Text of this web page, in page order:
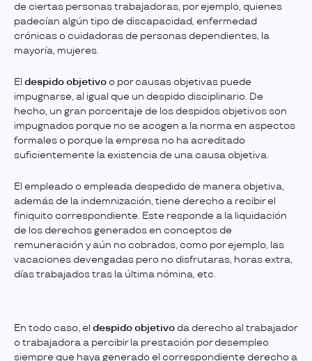
de ciertas personas trabajadoras, por ejemplo, quienes
padecían algún tipo de discapacidad, enfermedad
crónicas o cuidadoras de personas dependientes, la
mayoría, mujeres.
El despido objetivo o por causas objetivas puede
impugnarse, al igual que un despido disciplinario. De
hecho, un gran porcentaje de los despidos objetivos son
impugnados porque no se acogen a la norma en aspectos
formales o porque la empresa no ha acreditado
suficientemente la existencia de una causa objetiva.
El empleado o empleada despedido de manera objetiva,
además de la indemnización, tiene derecho a recibir el
finiquito correspondiente. Este responde a la liquidación
de los derechos generados en conceptos de
remuneración y aún no cobrados, como por ejemplo, las
vacaciones devengadas pero no disfrutaras, horas extra,
días trabajados tras la última nómina, etc.
En todo caso, el despido objetivo da derecho al trabajador
o trabajadora a percibir la prestación por desempleo
siempre que haya generado el correspondiente derecho a